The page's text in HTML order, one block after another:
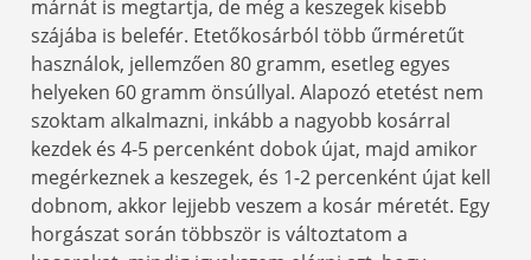
márnát is megtartja, de még a keszegek kisebb
szájába is belefér. Etetőkosárból több űrméretűt
használok, jellemzően 80 gramm, esetleg egyes
helyeken 60 gramm önsúllyal. Alapozó etetést nem
szoktam alkalmazni, inkább a nagyobb kosárral
kezdek és 4-5 percenként dobok újat, majd amikor
megérkeznek a keszegek, és 1-2 percenként újat kell
dobnom, akkor lejjebb veszem a kosár méretét. Egy
horgászat során többször is változtatom a